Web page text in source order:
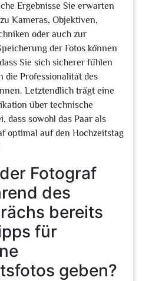
Ergebnisse Sie erwarten
Kameras, Objektiven,
oder auch zur
der Fotos können
Sie sich sicherer fühlen
die Professionalität des
Letztendlich trägt eine
über technische
dass sowohl das Paar als
optimal auf den Hochzeitstag
Fotograf
des
bereits
für
geben?